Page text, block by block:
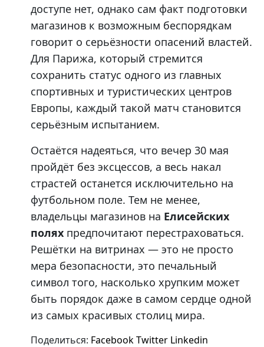
доступе нет, однако сам факт подготовки
магазинов к возможным беспорядкам
говорит о серьёзности опасений властей.
Для Парижа, который стремится
сохранить статус одного из главных
спортивных и туристических центров
Европы, каждый такой матч становится
серьёзным испытанием.
Остаётся надеяться, что вечер 30 мая
пройдёт без эксцессов, а весь накал
страстей останется исключительно на
футбольном поле. Тем не менее,
владельцы магазинов на Елисейских
полях предпочитают перестраховаться.
Решётки на витринах — это не просто
мера безопасности, это печальный
символ того, насколько хрупким может
быть порядок даже в самом сердце одной
из самых красивых столиц мира.
Поделиться: FacebookTwitter Linkedin